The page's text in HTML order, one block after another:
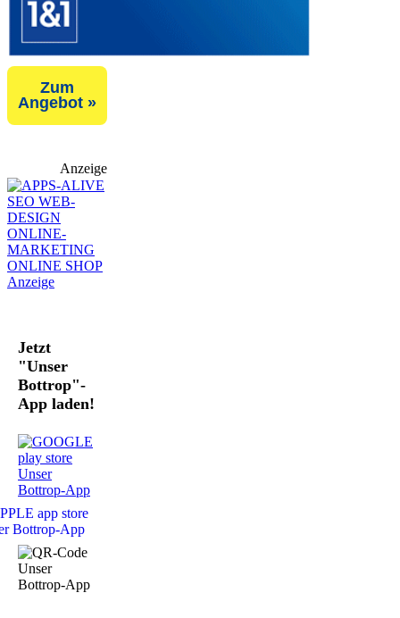
Zum
Angebot »
Anzeige
Jetzt
"Unser
Bottrop"-
App laden!